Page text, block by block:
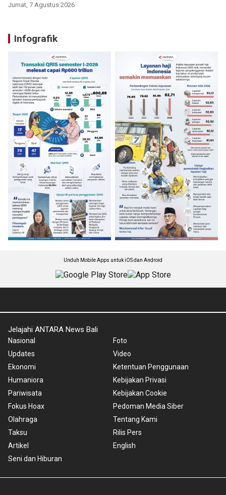
Jumat, 7 Agustus 2026
Infografik
Unduh Mobile Apps untuk iOS dan Android
Jelajahi ANTARA News Bali
Nasional
Updates
Ekonomi
Humaniora
Pariwisata
Fokus Hoax
Olahraga
Taksu
Artikel
Seni dan Hiburan
Foto
Video
Ketentuan Penggunaan
Kebijakan Privasi
Kebijakan Cookie
Pedoman Media Siber
Tentang Kami
Rilis Pers
English